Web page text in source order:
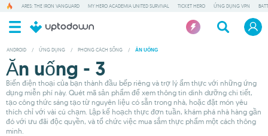
ARES: THE IRON VANGUARD MY HERO ACADEMIA UNITED SURVIVAL TICKET HERO ỨNG DỤNG VPN
ANDROID / ỨNG DỤNG / PHONG CÁCH SỐNG / ĂN UỐNG
Ăn uống - 3
Biến điện thoại của bạn thành đầu bếp riêng và trợ lý ẩm thực với những ứng
dụng miễn phí này. Quét mã sản phẩm để xem thông tin dinh dưỡng chi tiết,
tạo công thức sáng tạo từ nguyên liệu có sẵn trong nhà, hoặc đặt món yêu
thích chỉ với vài cú chạm. Lập kế hoạch thực đơn tuần, khám phá nhà hàng gần
đó với ưu đãi độc quyền, và tổ chức việc mua sắm thực phẩm một cách thông
minh.